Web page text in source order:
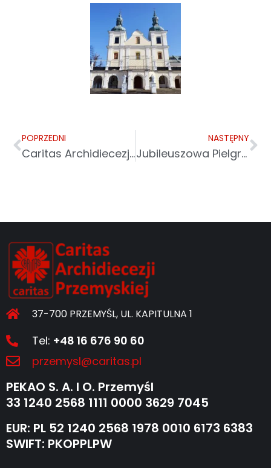
POPRZEDNI
Caritas Archidiecezji Przemyskiej w TV Trwam i Radiu Maryja
NASTĘPNY
Jubileuszowa Pielgrzymka Pracowników Caritas Archidiecezji Przemyskiej
37-700 PRZEMYŚL, UL. KAPITULNA 1
Tel: +48 16 676 90 60
przemysl@caritas.pl
PEKAO S. A. I O. Przemyśl
33 1240 2568 1111 0000 3629 7045
EUR: PL 52 1240 2568 1978 0010 6173 6383
SWIFT: PKOPPLPW